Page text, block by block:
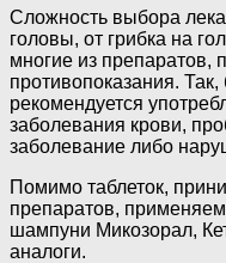
Сложность выбора
головы, от грибка на
многие из
противопоказания.
рекомендуется
заболевания крови,
заболевание либо
Помимо таблеток,
препаратов,
шампуни Микозорал,
аналоги.